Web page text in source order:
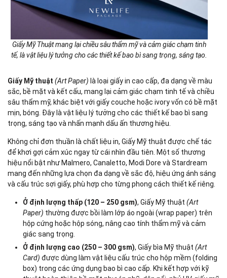
Giấy Mỹ Thuật mang lại chiều sâu thẩm mỹ và cảm giác chạm tinh
tế, là vật liệu lý tưởng cho các thiết kế bao bì sang trọng, sáng tạo.
Giấy Mỹ thuật (Art Paper) là loại giấy in cao cấp, đa dạng về màu
sắc, bề mặt và kết cấu, mang lại cảm giác chạm tinh tế và chiều
sâu thẩm mỹ, khác biệt với giấy couche hoặc ivory vốn có bề mặt
mịn, bóng. Đây là vật liệu lý tưởng cho các thiết kế bao bì sang
trọng, sáng tạo và nhấn mạnh dấu ấn thương hiệu.
Không chỉ đơn thuần là chất liệu in, Giấy Mỹ thuật được chế tác
để khơi gợi cảm xúc ngay từ cái nhìn đầu tiên. Một số thương
hiệu nổi bật như Malmero, Canaletto, Modi Dore và Stardream
mang đến những lựa chọn đa dạng về sắc độ, hiệu ứng ánh sáng
và cấu trúc sợi giấy, phù hợp cho từng phong cách thiết kế riêng.
Ở định lượng thấp (120 – 250 gsm), Giấy Mỹ thuật (Art
Paper) thường được bồi làm lớp áo ngoài (wrap paper) trên
hộp cứng hoặc hộp sóng, nâng cao tính thẩm mỹ và cảm
giác sang trọng.
Ở định lượng cao (250 – 300 gsm), Giấy bìa Mỹ thuật (Art
Card) được dùng làm vật liệu cấu trúc cho hộp mềm (folding
box) trong các ứng dụng bao bì cao cấp. Khi kết hợp với kỹ